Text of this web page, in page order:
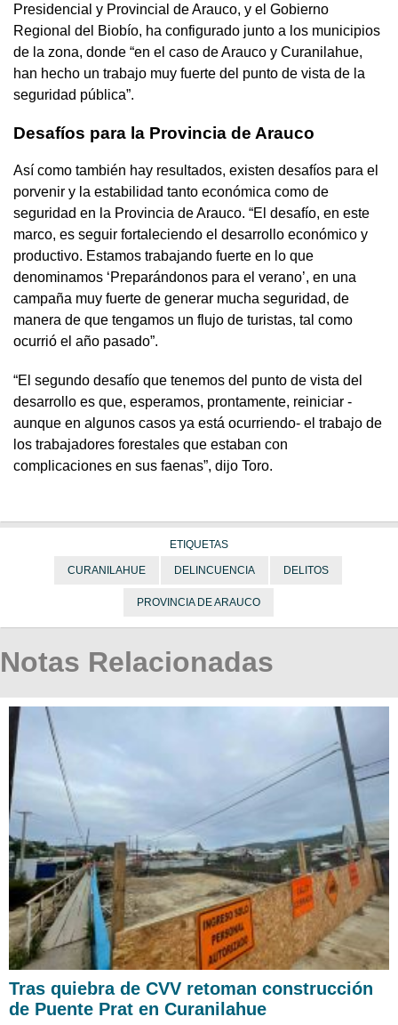
Presidencial y Provincial de Arauco, y el Gobierno
Regional del Biobío, ha configurado junto a los municipios
de la zona, donde “en el caso de Arauco y Curanilahue,
han hecho un trabajo muy fuerte del punto de vista de la
seguridad pública”.
Desafíos para la Provincia de Arauco
Así como también hay resultados, existen desafíos para el
porvenir y la estabilidad tanto económica como de
seguridad en la Provincia de Arauco. “El desafío, en este
marco, es seguir fortaleciendo el desarrollo económico y
productivo. Estamos trabajando fuerte en lo que
denominamos ‘Preparándonos para el verano’, en una
campaña muy fuerte de generar mucha seguridad, de
manera de que tengamos un flujo de turistas, tal como
ocurrió el año pasado”.
“El segundo desafío que tenemos del punto de vista del
desarrollo es que, esperamos, prontamente, reiniciar -
aunque en algunos casos ya está ocurriendo- el trabajo de
los trabajadores forestales que estaban con
complicaciones en sus faenas”, dijo Toro.
ETIQUETAS
CURANILAHUE DELINCUENCIA DELITOS
PROVINCIA DE ARAUCO
Notas Relacionadas
Tras quiebra de CVV retoman construcción
de Puente Prat en Curanilahue